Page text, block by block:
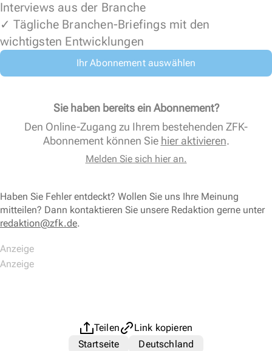
Interviews aus der Branche
✓ Tägliche Branchen-Briefings mit den
wichtigsten Entwicklungen
Ihr Abonnement auswählen
Sie haben bereits ein Abonnement?
Den Online-Zugang zu Ihrem bestehenden ZFK-
Abonnement können Sie hier aktivieren.
Melden Sie sich hier an.
Haben Sie Fehler entdeckt? Wollen Sie uns Ihre Meinung
mitteilen? Dann kontaktieren Sie unsere Redaktion gerne unter
redaktion@zfk.de.
Teilen
Link kopieren
Startseite
Deutschland